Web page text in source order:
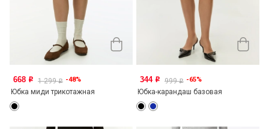
668 o 1 299o -48%
Юбка миди трикотажная
344 o 999o -65%
Юбка-карандаш базовая